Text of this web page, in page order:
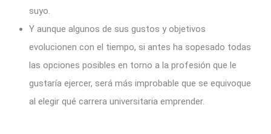
suyo.
Y aunque algunos de sus gustos y objetivos
evolucionen con el tiempo, si antes ha sopesado todas
las opciones posibles en torno a la profesión que le
gustaría ejercer, será más improbable que se equivoque
al elegir qué carrera universitaria emprender.